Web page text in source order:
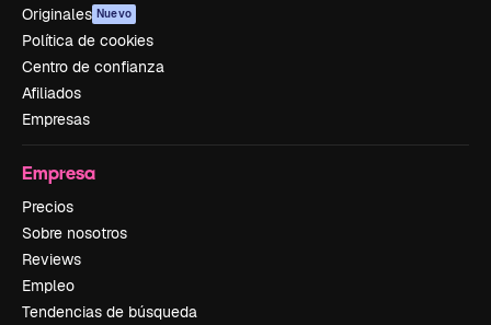
Originales Nuevo
Política de cookies
Centro de confianza
Afiliados
Empresas
Empresa
Precios
Sobre nosotros
Reviews
Empleo
Tendencias de búsqueda